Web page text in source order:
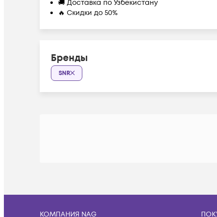
🚚 Доставка по Узбекистану
🔥 Скидки до 50%
Бренды
SNR
КОМПАНИЯ NAG